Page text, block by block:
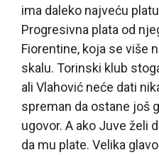
ima daleko najveću
Progresivna plata od
Fiorentine, koja se više
skalu. Torinski klub
ali Vlahović neće dati
spreman da ostane još
ugovor. A ako Juve želi
da mu plate. Velika